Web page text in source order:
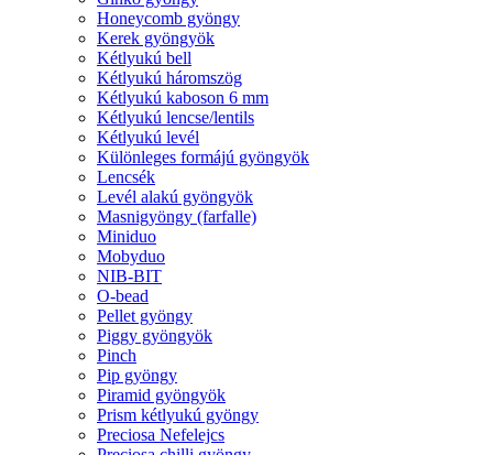
Honeycomb gyöngy
Kerek gyöngyök
Kétlyukú bell
Kétlyukú háromszög
Kétlyukú kaboson 6 mm
Kétlyukú lencse/lentils
Kétlyukú levél
Különleges formájú gyöngyök
Lencsék
Levél alakú gyöngyök
Masnigyöngy (farfalle)
Miniduo
Mobyduo
NIB-BIT
O-bead
Pellet gyöngy
Piggy gyöngyök
Pinch
Pip gyöngy
Piramid gyöngyök
Prism kétlyukú gyöngy
Preciosa Nefelejcs